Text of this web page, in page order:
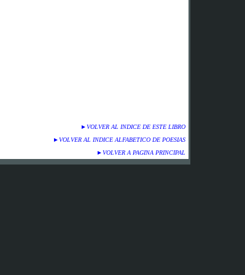
►VOLVER AL INDICE DE ESTE LIBRO
►VOLVER AL INDICE ALFABETICO DE POESIAS
►VOLVER A PAGINA PRINCIPAL